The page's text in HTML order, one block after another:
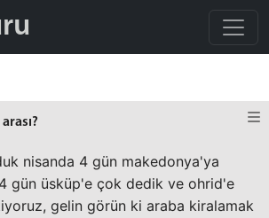
nisanda 4 gün makedonya'ya
gün üsküp'e çok dedik ve ohrid'e
gelin görün ki araba kiralamak